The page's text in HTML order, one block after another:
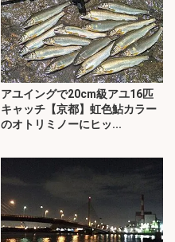
アユイングで20cm級アユ16匹
キャッチ【京都】虹色鮎カラー
のオトリミノーにヒッ...